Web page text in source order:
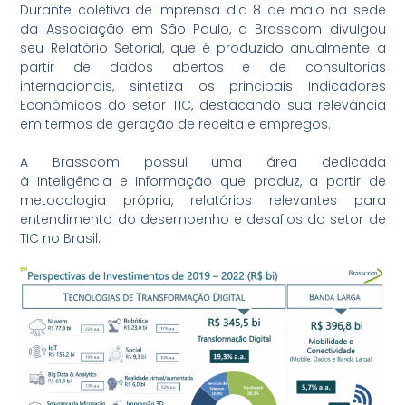
Durante coletiva de imprensa dia 8 de maio na sede
da Associação em São Paulo, a Brasscom divulgou
seu Relatório Setorial, que é produzido anualmente a
partir de dados abertos e de consultorias
internacionais, sintetiza os principais Indicadores
Econômicos do setor TIC, destacando sua relevância
em termos de geração de receita e empregos.
A Brasscom possui uma área dedicada
à Inteligência e Informação que produz, a partir de
metodologia própria, relatórios relevantes para
entendimento do desempenho e desafios do setor de
TIC no Brasil.